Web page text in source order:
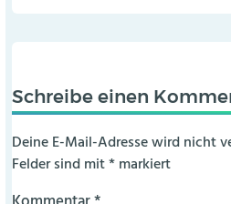
Schreibe einen
Deine E-Mail-Adresse wird nicht
Felder sind mit*markiert